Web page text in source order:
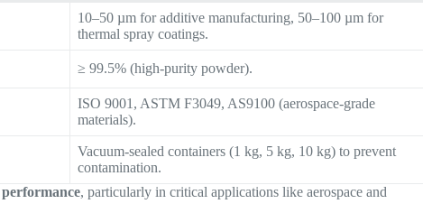
10–50 µm for additive manufacturing, 50–100 µm for
thermal spray coatings.
≥ 99.5% (high-purity powder).
ISO 9001, ASTM F3049, AS9100 (aerospace-grade
materials).
Vacuum-sealed containers (1 kg, 5 kg, 10 kg) to prevent
contamination.
, particularly in critical applications like aerospace and